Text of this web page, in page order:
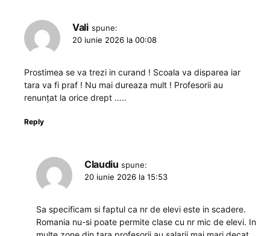
Vali spune:
20 iunie 2026 la 00:08
Prostimea se va trezi in curand ! Scoala va disparea iar
tara va fi praf ! Nu mai dureaza mult ! Profesorii au
renunțat la orice drept …..
Reply
Claudiu spune:
20 iunie 2026 la 15:53
Sa specificam si faptul ca nr de elevi este in scadere.
Romania nu-si poate permite clase cu nr mic de elevi. In